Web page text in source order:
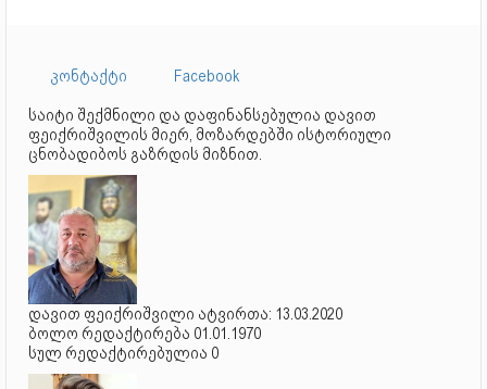
კონტაქტი
Facebook
საიტი შექმნილი და დაფინანსებულია დავით
ფეიქრიშვილის მიერ, მოზარდებში ისტორიული
ცნობადიბოს გაზრდის მიზნით.
დავით ფეიქრიშვილი ატვირთა: 13.03.2020
ბოლო რედაქტირება 01.01.1970
სულ რედაქტირებულია 0